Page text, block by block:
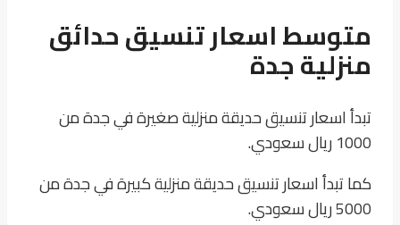
متوسط اسعار تنسيق حدائق
منزلية جدة
تبدأ اسعار تنسيق حديقة منزلية صغيرة في جدة من
1000 ريال سعودي.
كما تبدأ اسعار تنسيق حديقة منزلية كبيرة في جدة من
5000 ريال سعودي.